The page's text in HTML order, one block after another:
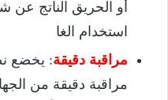
أو الحريق الناتج عن
استخدام الغا
مراقبة دقيقة: يخضع
مراقبة دقيقة من